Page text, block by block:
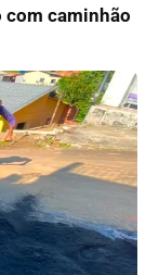
caminhão